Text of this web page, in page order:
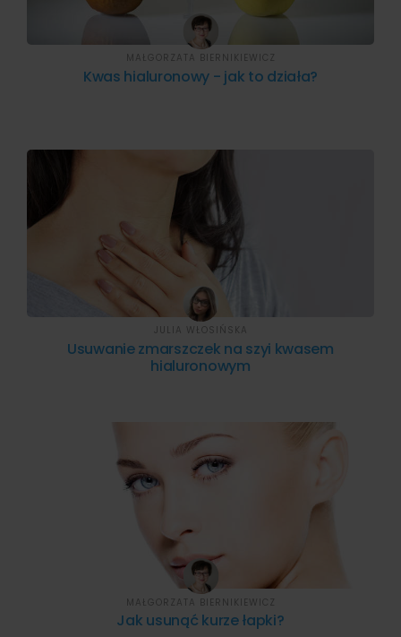
Kwas hialuronowy - jak to działa?
MAŁGORZATA BIERNIKIEWICZ
Usuwanie zmarszczek na szyi kwasem
hialuronowym
JULIA WŁOSIŃSKA
Jak usunąć kurze łapki?
MAŁGORZATA BIERNIKIEWICZ